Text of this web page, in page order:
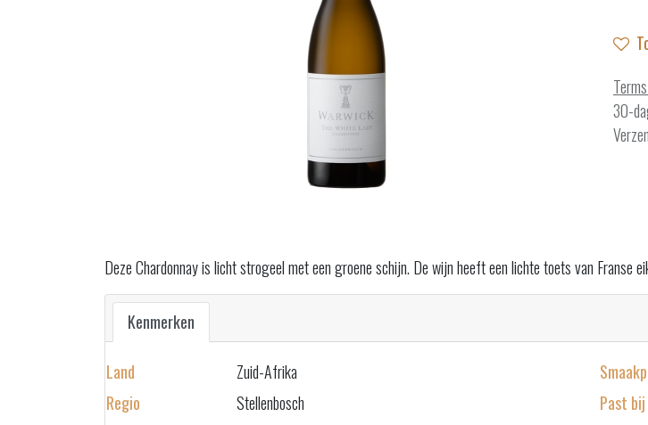
30-
Deze Chardonnay is licht strogeel met een groene schijn. De wijn heeft een lichte toets van Franse
Kenmerken
Land
Zuid-Afrika
Regio
Stellenbosch
Past bij